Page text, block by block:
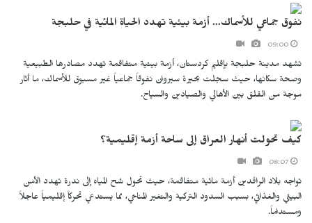
نفوق جماعي للأسماك... أزمة بيئية تهدد الحياة المائية في حلبجة
تشهد مدينة حلبجة بإقليم كردستان، أزمة بيئية متفاقمة تهدد مصادرها الطبيعية
وصحة سكانها، حيث سجلت بحيرة سيروان نفوقاً جماعياً غير مسبوق للأسماك، ما أثار
موجة من القلق بين الأهالي والصيادين والسياح.
كيف تحولت أنهار العراق إلى ساحة أزمة إقليمية؟
تواجه بلاد الرافدين أزمة مائية متفاقمة، حيث تحول شح المياه إلى ندرة تهدد الأمن
البيئي والغذائي، بسبب السدود التركية والتغير المناخي، مما يستدعي تحركاً إقليمياً عاجلاً
ومستداماً.